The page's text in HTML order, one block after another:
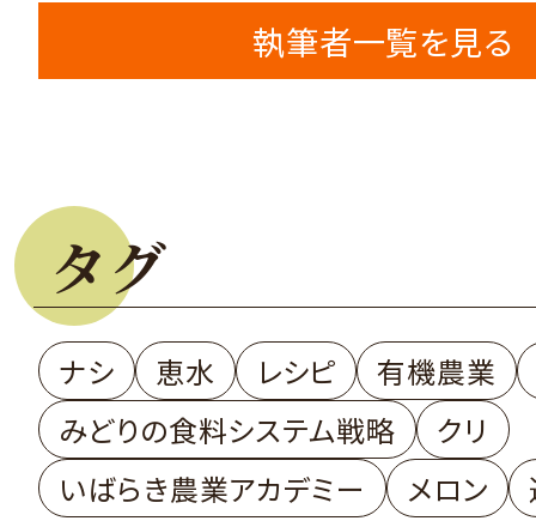
執筆者一覧を見る
タグ
ナシ 恵水 レシピ
有機農業
みどりの食料システム戦略
クリ
いばらき農業アカデミー
メロン